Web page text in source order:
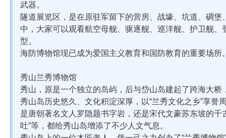
武器。
隧道展览区，是在原驻军留下的营房、战壕、坑道、碉
中，大家可以观看航空母舰、驱逐舰、巡洋舰、护卫舰
型。
海防博物馆现已成为爱国主义教育和国防教育的重要场所
秀山兰秀博物馆
秀山，原是一个独立的岛屿，后与岱山岛建起了跨海大
秀山岛历史悠久、文化积淀深厚，以“兰秀文化之乡”享誉
是唐朝著名文人罗隐题书字岩，还是宋代文豪苏东坡的千
吐”等，都给秀山岛增添了不少人文气息。